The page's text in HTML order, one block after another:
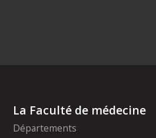
La Faculté de médecine
Départements